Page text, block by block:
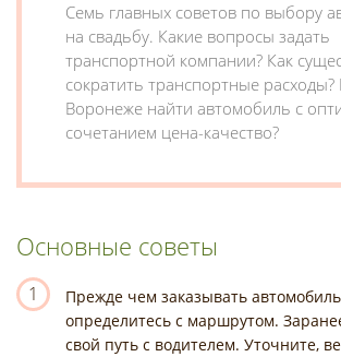
Семь главных советов по выбору
на свадьбу. Какие вопросы задать
транспортной компании? Как
сократить транспортные расходы?
Воронеже найти автомобиль с
сочетанием цена-качество?
Основные советы
1
Прежде чем заказывать
определитесь с маршрутом.
свой путь с водителем. Уточните,